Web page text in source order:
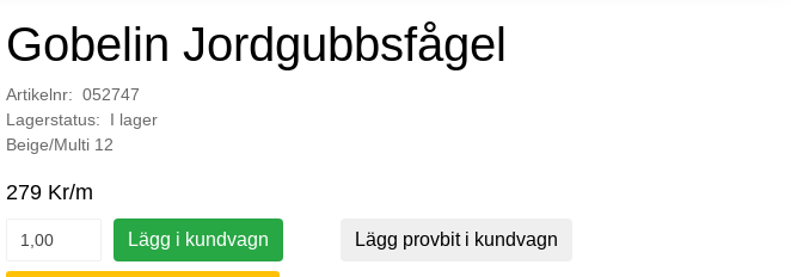
Gobelin Jordgubbsfågel
Artikelnr: 052747
Lagerstatus: I lager
Beige/Multi 12
279 Kr/m
Lägg i kundvagn Lägg provbit i kundvagn